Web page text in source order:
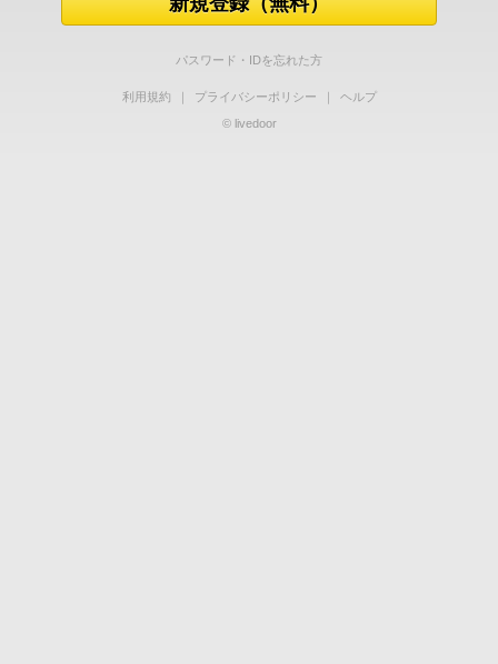
パスワード・IDを忘れた方
利用規約 ｜ プライバシーポリシー ｜
ヘルプ
© livedoor